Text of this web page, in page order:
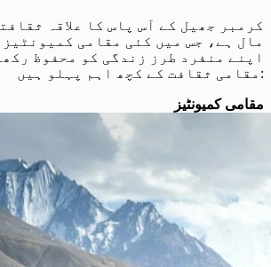
کرمبر جھیل کے آس پاس کا علاقہ
مال ہے، جس میں کئی مقامی
اپنے منفرد طرز زندگی کو محفوظ
مقامی ثقافت کے کچھ اہم پہلو ہیں:
مقامی کمیونٹیز